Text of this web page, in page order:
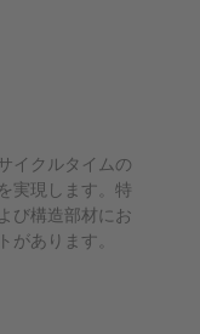
イクルタイムの
実現します。特
び構造部材にお
があります。